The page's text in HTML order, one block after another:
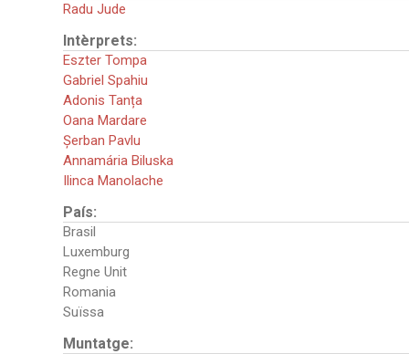
Radu Jude
Intèrprets:
Eszter Tompa
Gabriel Spahiu
Adonis Tanța
Oana Mardare
Șerban Pavlu
Annamária Biluska
Ilinca Manolache
País:
Brasil
Luxemburg
Regne Unit
Romania
Suïssa
Muntatge: